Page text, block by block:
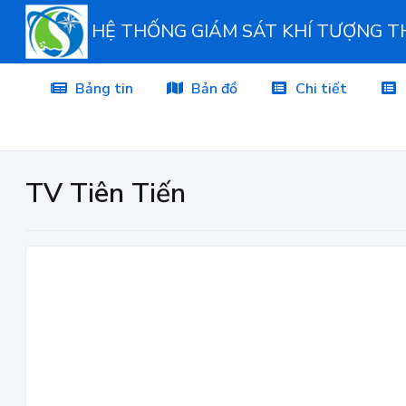
HỆ THỐNG GIÁM SÁT KHÍ TƯỢNG
Bảng tin Bản đồ Chi tiết
TV Tiên Tiến